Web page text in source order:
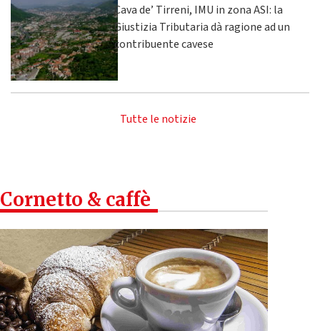
Cava de’ Tirreni, IMU in zona ASI: la
Giustizia Tributaria dà ragione ad un
contribuente cavese
Tutte le notizie
Cornetto & caffè